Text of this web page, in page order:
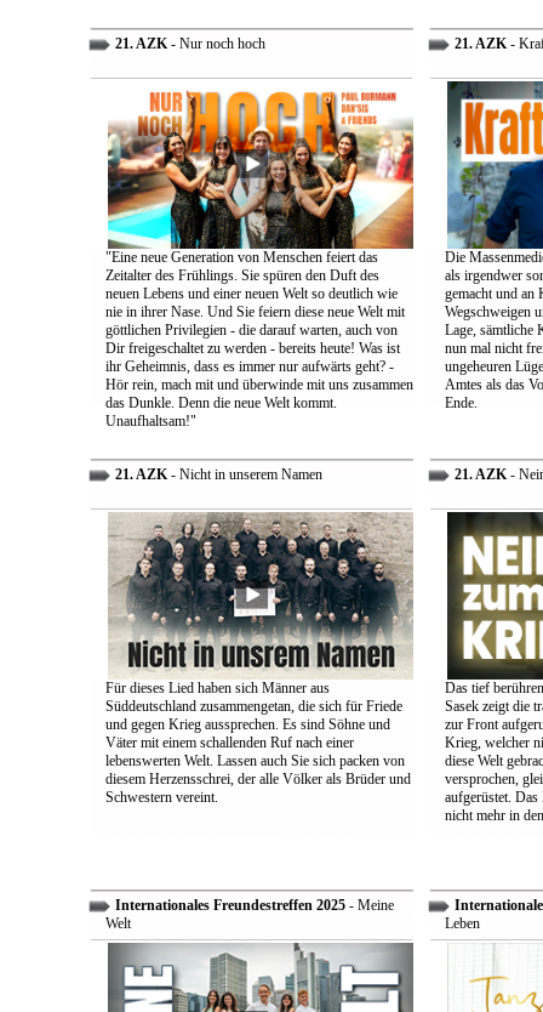
21. AZK- Nur noch hoch
"Eine neue Generation von Menschen feiert das
Zeitalter des Frühlings. Sie spüren den Duft des
neuen Lebens und einer neuen Welt so deutlich wie
nie in ihrer Nase. Und Sie feiern diese neue Welt mit
göttlichen Privilegien - die darauf warten, auch von
Dir freigeschaltet zu werden - bereits heute! Was ist
ihr Geheimnis, dass es immer nur aufwärts geht? -
Hör rein, mach mit und überwinde mit uns zusammen
das Dunkle. Denn die neue Welt kommt.
Unaufhaltsam!"
21. AZK-
Die
als irgendwer
gemacht und an
Wegschweigen
Lage, sämtliche
nun mal nicht
ungeheuren
Amtes als das
Ende.
21. AZK- Nicht in unserem Namen
Für dieses Lied haben sich Männer aus
Süddeutschland zusammengetan, die sich für Friede
und gegen Krieg aussprechen. Es sind Söhne und
Väter mit einem schallenden Ruf nach einer
lebenswerten Welt. Lassen auch Sie sich packen von
diesem Herzensschrei, der alle Völker als Brüder und
Schwestern vereint.
21. AZK-
Das tief
Sasek zeigt die
zur Front
Krieg, welcher
diese Welt
versprochen,
aufgerüstet.
nicht mehr in
Internationales Freundestreffen 2025- Meine
Welt
Leben